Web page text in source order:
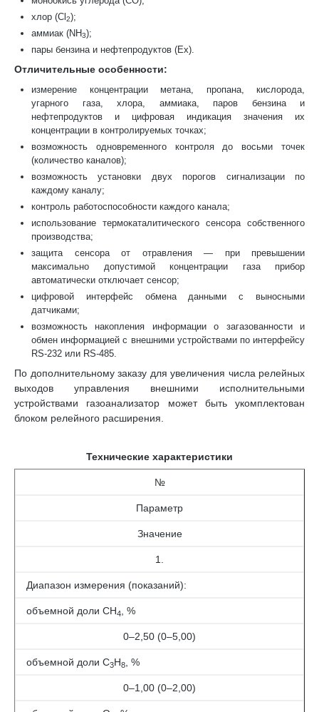
хлор (Cl 2);
аммиак (NH3);
пары бензина и нефтепродуктов (Ex).
Отличительные особенности:
измерение концентрации метана, пропана, кислорода,
угарного газа, хлора, аммиака, паров бензина и
нефтепродуктов и цифровая индикация значения их
концентрации в контролируемых точках;
возможность одновременного контроля до восьми точек
(количество каналов);
возможность установки двух порогов сигнализации по
каждому каналу;
контроль работоспособности каждого канала;
использование термокаталитического сенсора собственного
производства;
защита сенсора от отравления — при превышении
максимально допустимой концентрации газа прибор
автоматически отключает сенсор;
цифровой интерфейс обмена данными с выносными
датчиками;
возможность накопления информации о загазованности и
обмен информацией с внешними устройствами по интерфейсу
RS-232 или RS-485.
По дополнительному заказу для увеличения числа релейных
выходов управления внешними исполнительными
устройствами газоанализатор может быть укомплектован
блоком релейного расширения.
Технические характеристики
№
Параметр
Значение
1.
Диапазон измерения (показаний):
объемной доли СН4 , %
0–2,50 (0–5,00)
объемной доли С3Н8 , %
0–1,00 (0–2,00)